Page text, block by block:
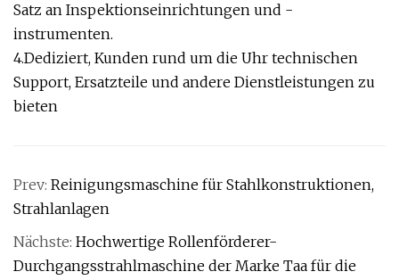
Satz an Inspektionseinrichtungen und -
instrumenten.
4.Dediziert, Kunden rund um die Uhr technischen
Support, Ersatzteile und andere Dienstleistungen zu
bieten
Prev: Reinigungsmaschine für Stahlkonstruktionen,
Strahlanlagen
Nächste: Hochwertige Rollenförderer-
Durchgangsstrahlmaschine der Marke Taa für die